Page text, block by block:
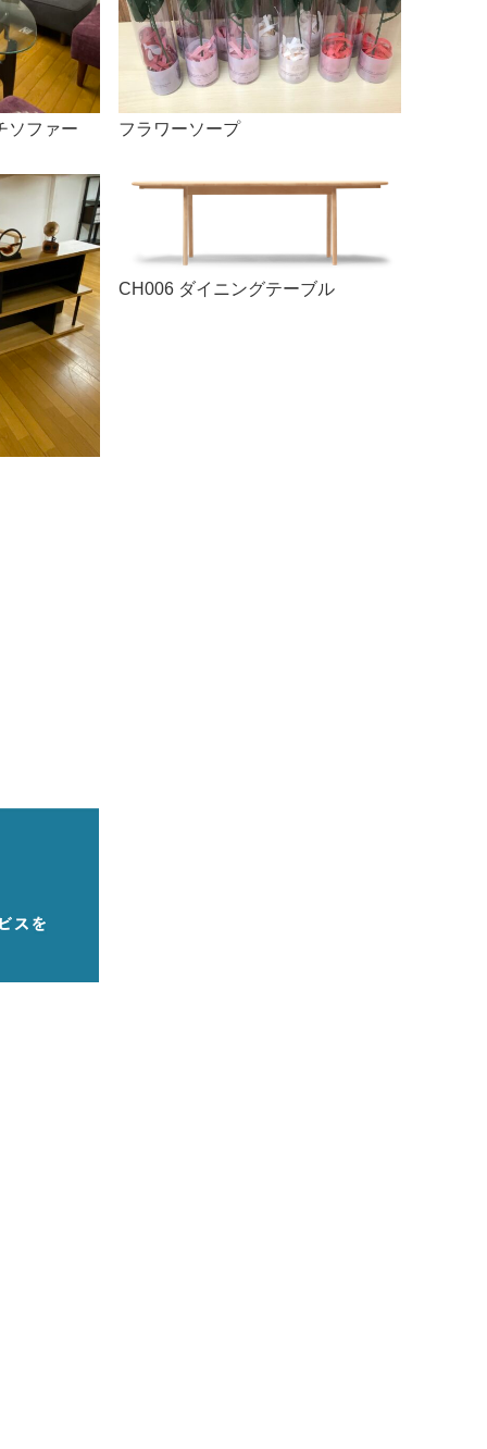
ソファー フラワーソープ
CH006 ダイニングテーブル